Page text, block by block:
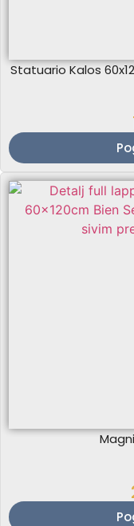
Statuario Kalos